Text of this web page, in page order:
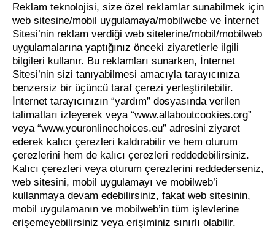
Reklam teknolojisi, size özel reklamlar sunabilmek için
web sitesine/mobil uygulamaya/mobilwebe ve İnternet
Sitesi’nin reklam verdiği web sitelerine/mobil/mobilweb
uygulamalarına yaptığınız önceki ziyaretlerle ilgili
bilgileri kullanır. Bu reklamları sunarken, İnternet
Sitesi’nin sizi tanıyabilmesi amacıyla tarayıcınıza
benzersiz bir üçüncü taraf çerezi yerleştirilebilir.
İnternet tarayıcınızın “yardım” dosyasında verilen
talimatları izleyerek veya “www.allaboutcookies.org”
veya “www.youronlinechoices.eu” adresini ziyaret
ederek kalıcı çerezleri kaldırabilir ve hem oturum
çerezlerini hem de kalıcı çerezleri reddedebilirsiniz.
Kalıcı çerezleri veya oturum çerezlerini reddederseniz,
web sitesini, mobil uygulamayı ve mobilweb’i
kullanmaya devam edebilirsiniz, fakat web sitesinin,
mobil uygulamanın ve mobilweb’in tüm işlevlerine
erişemeyebilirsiniz veya erişiminiz sınırlı olabilir.